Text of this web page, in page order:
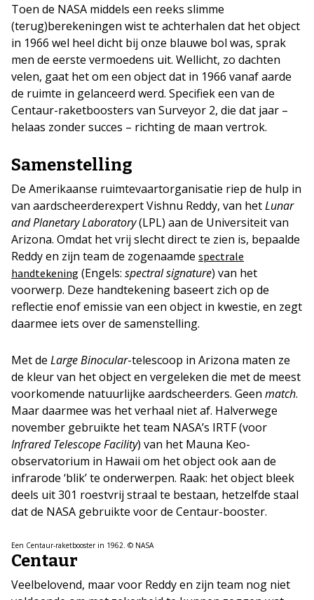
Toen de NASA middels een reeks slimme
(terug)berekeningen wist te achterhalen dat het object
in 1966 wel heel dicht bij onze blauwe bol was, sprak
men de eerste vermoedens uit. Wellicht, zo dachten
velen, gaat het om een object dat in 1966 vanaf aarde
de ruimte in gelanceerd werd. Specifiek een van de
Centaur-raketboosters van Surveyor 2, die dat jaar –
helaas zonder succes – richting de maan vertrok.
Samenstelling
De Amerikaanse ruimtevaartorganisatie riep de hulp in
van aardscheerderexpert Vishnu Reddy, van hetLunar
and Planetary Laboratory(LPL) aan de Universiteit van
Arizona. Omdat het vrij slecht direct te zien is, bepaalde
Reddy en zijn team de zogenaamde spectrale
handtekening (Engels: spectral signature) van het
voorwerp. Deze handtekening baseert zich op de
reflectie enof emissie van een object in kwestie, en zegt
daarmee iets over de samenstelling.
Met de Large Binocular-telescoop in Arizona maten ze
de kleur van het object en vergeleken die met de meest
voorkomende natuurlijke aardscheerders. Geen match.
Maar daarmee was het verhaal niet af. Halverwege
november gebruikte het team NASA’s IRTF (voor
Infrared Telescope Facility) van het Mauna Keo-
observatorium in Hawaii om het object ook aan de
infrarode ‘blik’ te onderwerpen. Raak: het object bleek
deels uit 301 roestvrij straal te bestaan, hetzelfde staal
dat de NASA gebruikte voor de Centaur-booster.
Een Centaur-raketbooster in 1962. © NASA
Centaur
Veelbelovend, maar voor Reddy en zijn team nog niet